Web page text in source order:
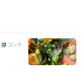
コンテ